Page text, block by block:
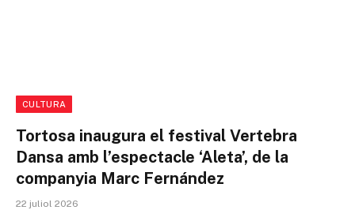
CULTURA
Tortosa inaugura el festival Vertebra
Dansa amb l’espectacle ‘Aleta’, de la
companyia Marc Fernández
22 juliol 2026